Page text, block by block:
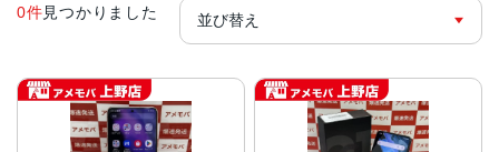
0件見つかりました